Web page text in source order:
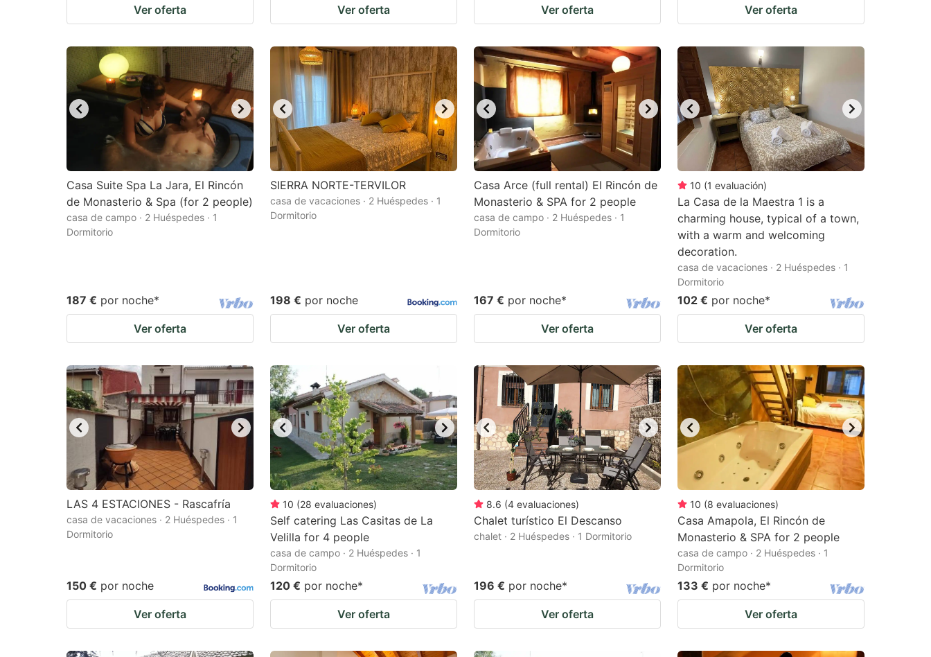
Ver oferta Ver oferta Ver oferta Ver oferta
Casa Suite Spa La Jara, El Rincón
de Monasterio & Spa (for 2 people)
casa de campo · 2 Huéspedes · 1
Dormitorio
187 € por noche*
Ver oferta
SIERRA NORTE-TERVILOR
casa de vacaciones · 2 Huéspedes · 1
Dormitorio
198 € por noche
Ver oferta
Casa Arce (full rental) El Rincón de
Monasterio & SPA for 2 people
casa de campo · 2 Huéspedes · 1
Dormitorio
167 € por noche*
Ver oferta
10 (1 evaluación)
La Casa de la Maestra 1 is a
charming house, typical of a town,
with a warm and welcoming
decoration.
casa de vacaciones · 2 Huéspedes · 1
Dormitorio
102 € por noche*
Ver oferta
LAS 4 ESTACIONES - Rascafría
casa de vacaciones · 2 Huéspedes · 1
Dormitorio
150 € por noche
Ver oferta
10 (28 evaluaciones)
Self catering Las Casitas de La
Velilla for 4 people
casa de campo · 2 Huéspedes · 1
Dormitorio
120 € por noche*
Ver oferta
8.6 (4 evaluaciones)
Chalet turístico El Descanso
chalet · 2 Huéspedes · 1 Dormitorio
196 € por noche*
Ver oferta
10 (8 evaluaciones)
Casa Amapola, El Rincón de
Monasterio & SPA for 2 people
casa de campo · 2 Huéspedes · 1
Dormitorio
133 € por noche*
Ver oferta